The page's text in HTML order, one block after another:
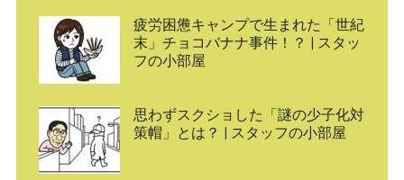
疲労困憊キャンプで生まれた「世紀
末」チョコバナナ事件！？ | スタッ
フの小部屋
思わずスクショした「謎の少子化対
策帽」とは？ | スタッフの小部屋